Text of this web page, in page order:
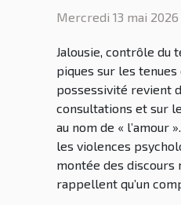
ou héritage
Mercredi 13 mai 2026
Jalousie, contrôle du
piques sur les
possessivité revient
consultations et sur
au nom de « l’amour
les violences
montée des discours
rappellent qu’un